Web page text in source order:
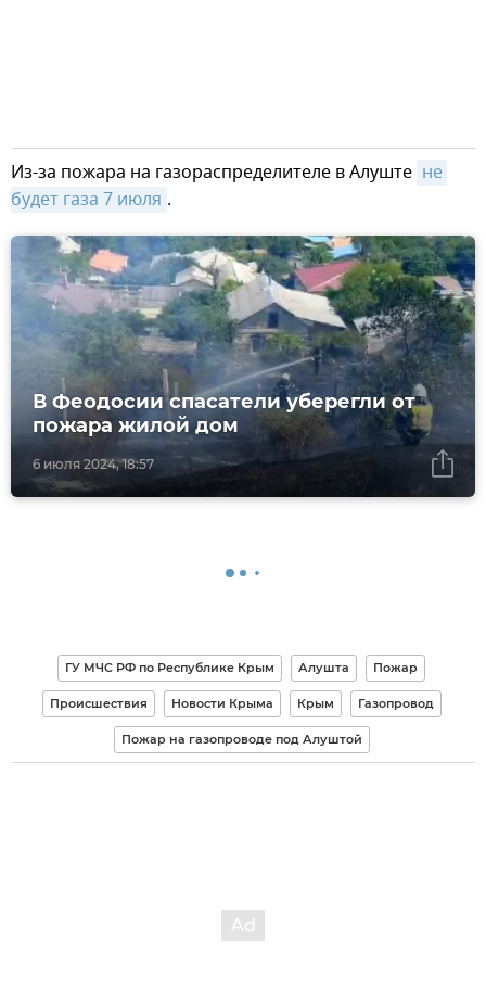
Из-за пожара на газораспределителе в Алуште не
будет газа 7 июля .
6 июля 2024, 18:57
В Феодосии спасатели уберегли от
пожара жилой дом
ГУ МЧС РФ по Республике Крым Алушта Пожар
Происшествия Новости Крыма Крым Газопровод
Пожар на газопроводе под Алуштой